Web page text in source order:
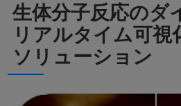
生体分子反応のダ
リアルタイム可視
ソリューション